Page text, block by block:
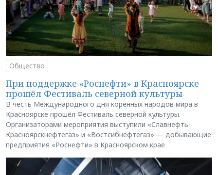
Общество
При поддержке «Роснефти» в Красноярске
прошёл Фестиваль северной культуры
В честь Международного дня коренных народов мира в
Красноярске прошёл Фестиваль северной культуры.
Организаторами мероприятия выступили «Славнефть-
Красноярскнефтегаз» и «Востсибнефтегаз» — добывающие
предприятия «Роснефти» в Красноярском крае